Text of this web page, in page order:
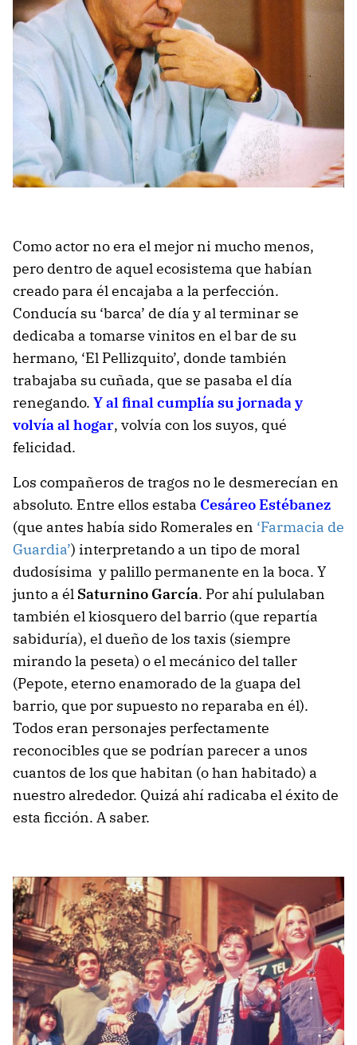
Como actor no era el mejor ni mucho menos,
pero dentro de aquel ecosistema que habían
creado para él encajaba a la perfección.
Conducía su ‘barca’ de día y al terminar se
dedicaba a tomarse vinitos en el bar de su
hermano, ‘El Pellizquito’, donde también
trabajaba su cuñada, que se pasaba el día
renegando. Y al final cumplía su jornada y
volvía al hogar, volvía con los suyos, qué
felicidad.
Los compañeros de tragos no le desmerecían en
absoluto. Entre ellos estaba Cesáreo Estébanez
(que antes había sido Romerales en ‘Farmacia de
Guardia’) interpretando a un tipo de moral
dudosísima y palillo permanente en la boca. Y
junto a él Saturnino García. Por ahí pululaban
también el kiosquero del barrio (que repartía
sabiduría), el dueño de los taxis (siempre
mirando la peseta) o el mecánico del taller
(Pepote, eterno enamorado de la guapa del
barrio, que por supuesto no reparaba en él).
Todos eran personajes perfectamente
reconocibles que se podrían parecer a unos
cuantos de los que habitan (o han habitado) a
nuestro alrededor. Quizá ahí radicaba el éxito de
esta ficción. A saber.